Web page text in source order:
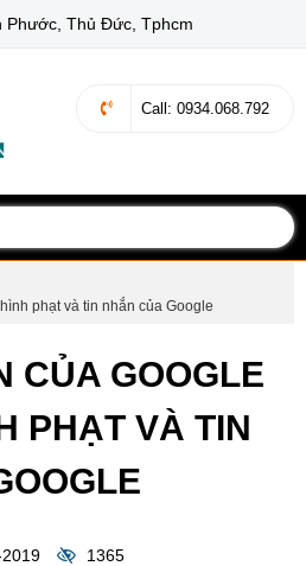
phạt và tin nhắn của Google
CỦA GOOGLE
PHẠT VÀ TIN
1365
Phước, Thủ Đức, Tphcm
Call : 0934.068.792